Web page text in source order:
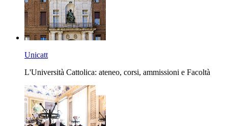
Unicatt
L'Università Cattolica: ateneo, corsi, ammissioni e Facoltà